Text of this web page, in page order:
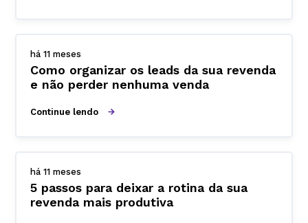
há 11 meses
Como organizar os leads da sua revenda
e não perder nenhuma venda
Continue lendo
há 11 meses
5 passos para deixar a rotina da sua
revenda mais produtiva